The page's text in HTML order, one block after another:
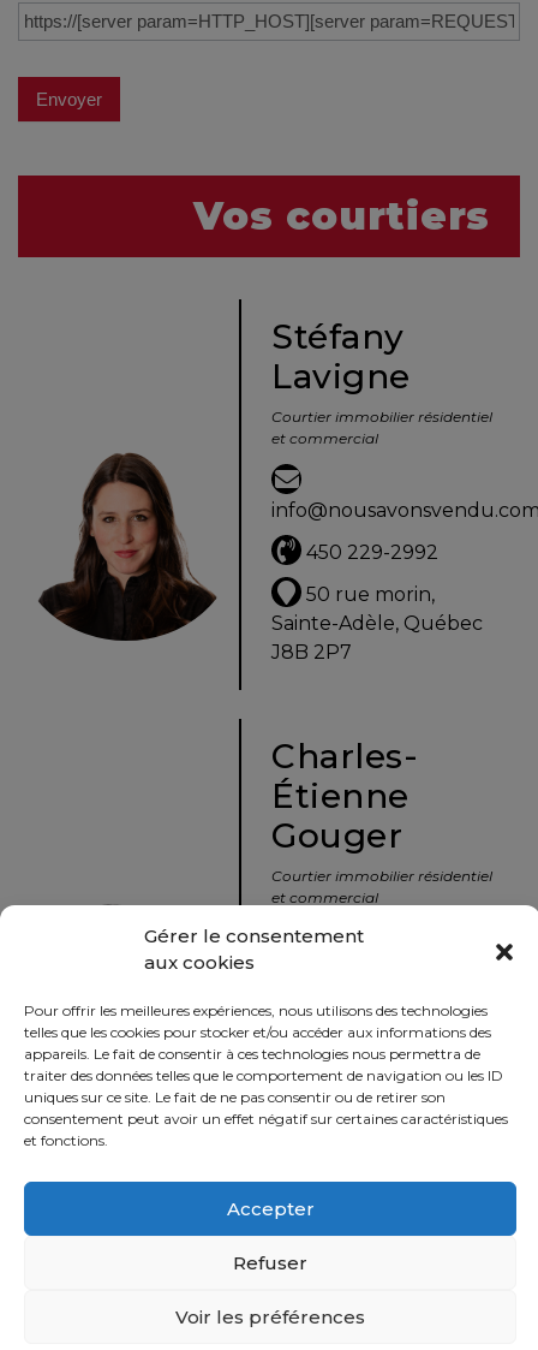
Gérer le consentement
aux cookies
Pour offrir les meilleures expériences, nous utilisons des technologies
telles que les cookies pour stocker et/ou accéder aux informations des
appareils. Le fait de consentir à ces technologies nous permettra de
traiter des données telles que le comportement de navigation ou les ID
uniques sur ce site. Le fait de ne pas consentir ou de retirer son
consentement peut avoir un effet négatif sur certaines caractéristiques
et fonctions.
Accepter
Refuser
Voir les préférences
Envoyer
Vos courtiers
Stéfany
Lavigne
Courtier immobilier résidentiel
et commercial
450 229-2992
50 rue morin,
Sainte-Adèle, Québec
J8B 2P7
Charles-
Étienne
Gouger
Courtier immobilier résidentiel
et commercial
450 229-2992
50 rue morin,
Sainte-Adèle, Québec
J8B 2P7
Politique
© 2021 tous droits réservés - Équipe Stéfany & Charles -